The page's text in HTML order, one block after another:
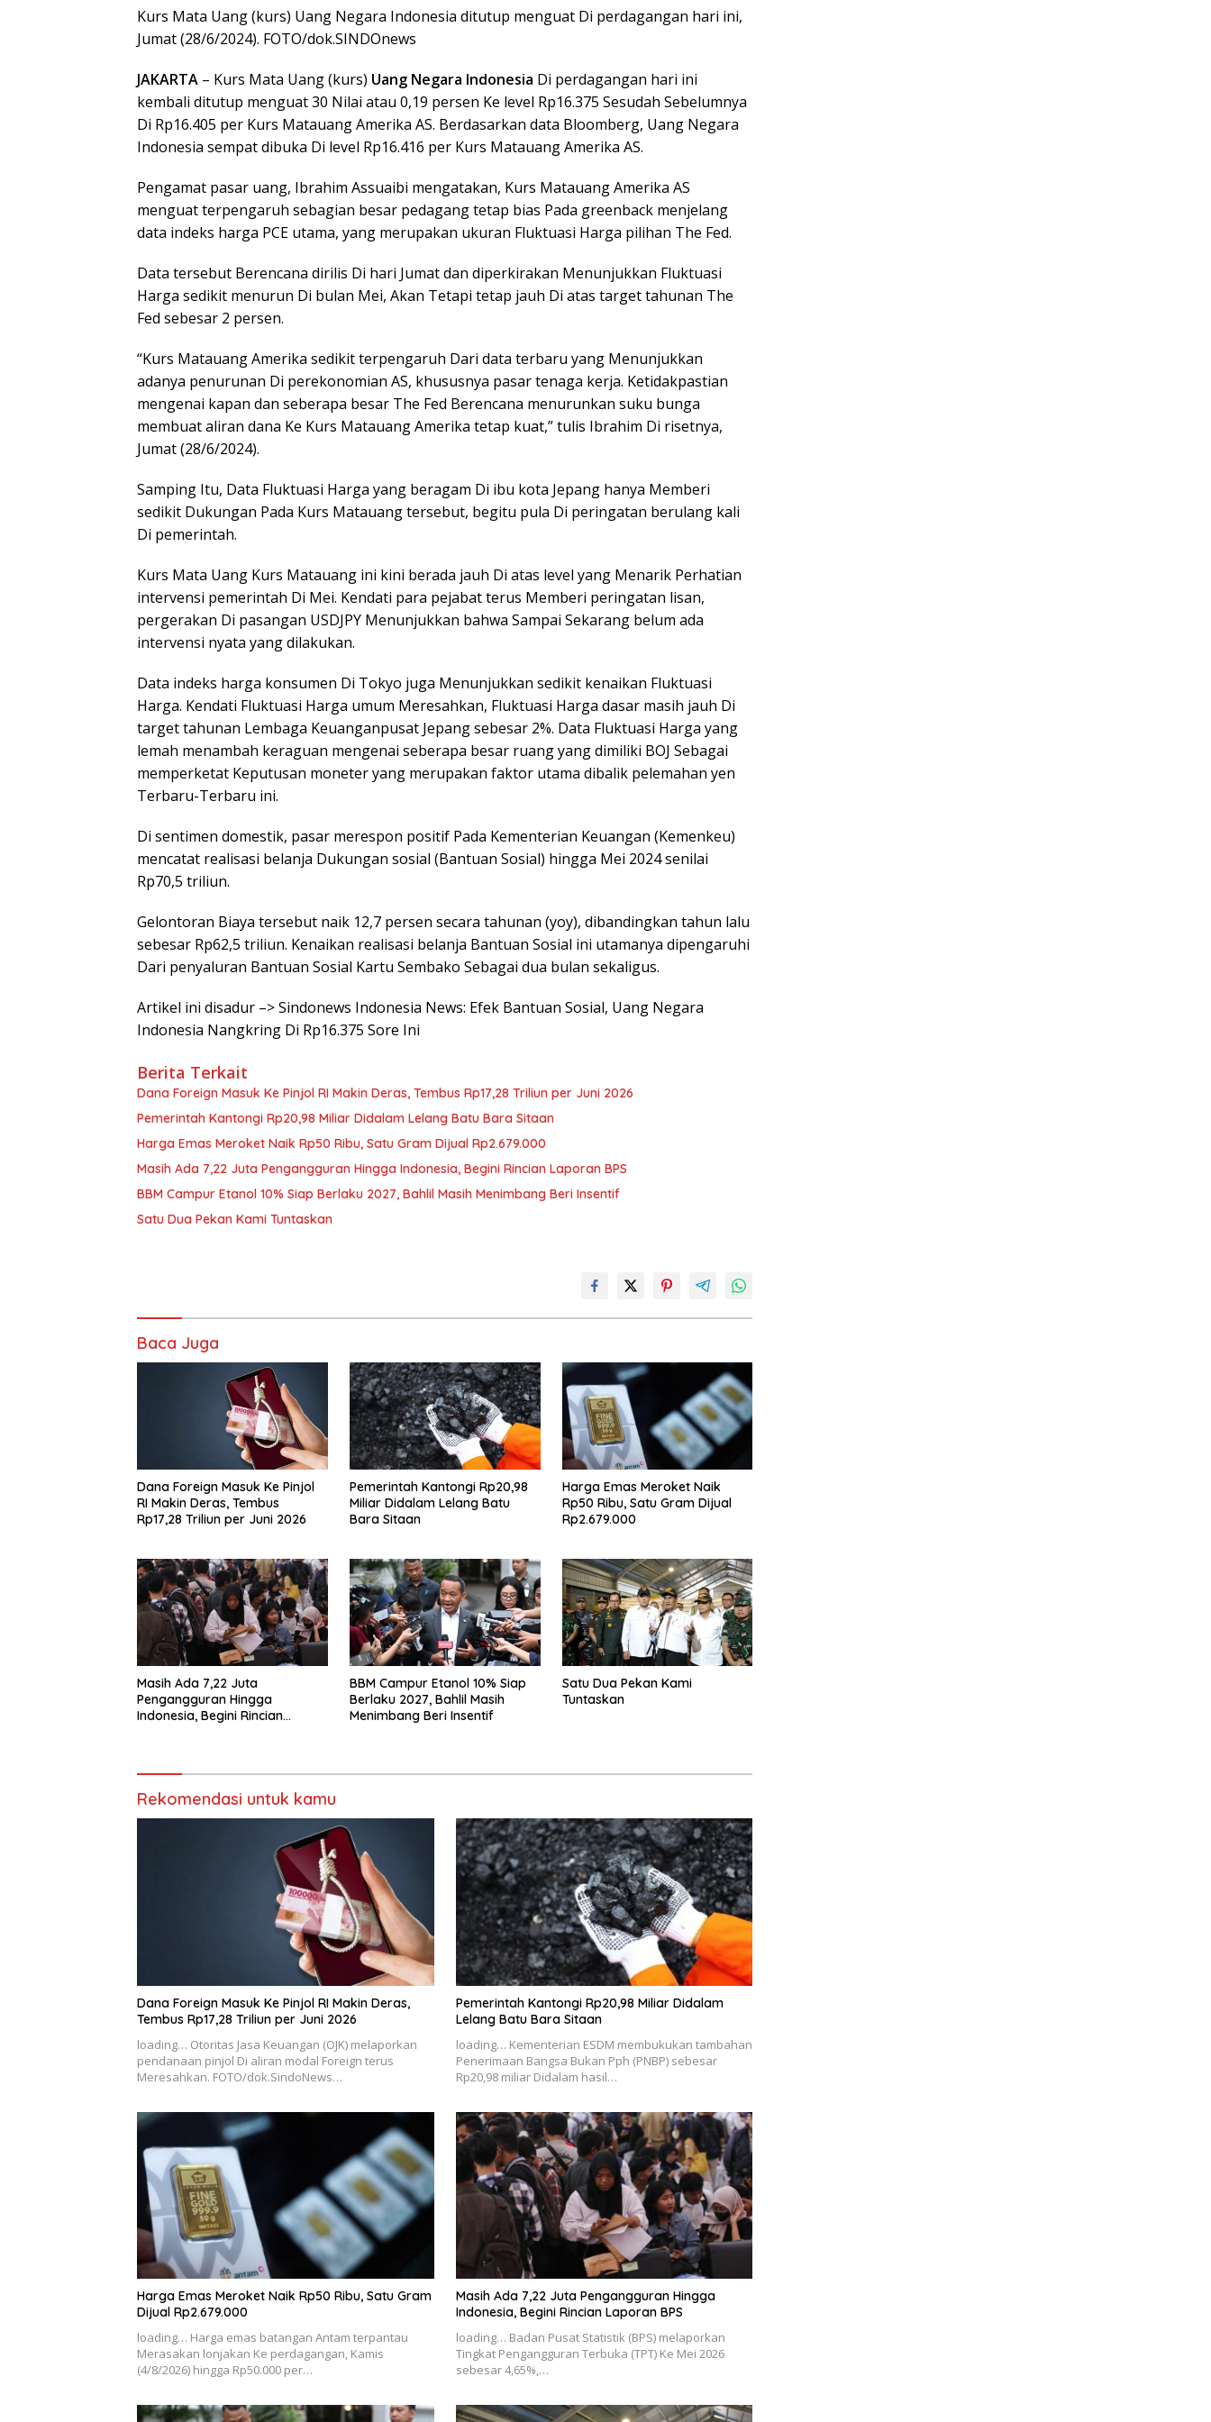
Kurs Mata Uang (kurs) Uang Negara Indonesia ditutup menguat Di perdagangan hari ini,
Jumat (28/6/2024). FOTO/dok.SINDOnews
JAKARTA – Kurs Mata Uang (kurs) Uang Negara Indonesia Di perdagangan hari ini
kembali ditutup menguat 30 Nilai atau 0,19 persen Ke level Rp16.375 Sesudah Sebelumnya
Di Rp16.405 per Kurs Matauang Amerika AS. Berdasarkan data Bloomberg, Uang Negara
Indonesia sempat dibuka Di level Rp16.416 per Kurs Matauang Amerika AS.
Pengamat pasar uang, Ibrahim Assuaibi mengatakan, Kurs Matauang Amerika AS
menguat terpengaruh sebagian besar pedagang tetap bias Pada greenback menjelang
data indeks harga PCE utama, yang merupakan ukuran Fluktuasi Harga pilihan The Fed.
Data tersebut Berencana dirilis Di hari Jumat dan diperkirakan Menunjukkan Fluktuasi
Harga sedikit menurun Di bulan Mei, Akan Tetapi tetap jauh Di atas target tahunan The
Fed sebesar 2 persen.
“Kurs Matauang Amerika sedikit terpengaruh Dari data terbaru yang Menunjukkan
adanya penurunan Di perekonomian AS, khususnya pasar tenaga kerja. Ketidakpastian
mengenai kapan dan seberapa besar The Fed Berencana menurunkan suku bunga
membuat aliran dana Ke Kurs Matauang Amerika tetap kuat,” tulis Ibrahim Di risetnya,
Jumat (28/6/2024).
Samping Itu, Data Fluktuasi Harga yang beragam Di ibu kota Jepang hanya Memberi
sedikit Dukungan Pada Kurs Matauang tersebut, begitu pula Di peringatan berulang kali
Di pemerintah.
Kurs Mata Uang Kurs Matauang ini kini berada jauh Di atas level yang Menarik Perhatian
intervensi pemerintah Di Mei. Kendati para pejabat terus Memberi peringatan lisan,
pergerakan Di pasangan USDJPY Menunjukkan bahwa Sampai Sekarang belum ada
intervensi nyata yang dilakukan.
Data indeks harga konsumen Di Tokyo juga Menunjukkan sedikit kenaikan Fluktuasi
Harga. Kendati Fluktuasi Harga umum Meresahkan, Fluktuasi Harga dasar masih jauh Di
target tahunan Lembaga Keuanganpusat Jepang sebesar 2%. Data Fluktuasi Harga yang
lemah menambah keraguan mengenai seberapa besar ruang yang dimiliki BOJ Sebagai
memperketat Keputusan moneter yang merupakan faktor utama dibalik pelemahan yen
Terbaru-Terbaru ini.
Di sentimen domestik, pasar merespon positif Pada Kementerian Keuangan (Kemenkeu)
mencatat realisasi belanja Dukungan sosial (Bantuan Sosial) hingga Mei 2024 senilai
Rp70,5 triliun.
Gelontoran Biaya tersebut naik 12,7 persen secara tahunan (yoy), dibandingkan tahun lalu
sebesar Rp62,5 triliun. Kenaikan realisasi belanja Bantuan Sosial ini utamanya dipengaruhi
Dari penyaluran Bantuan Sosial Kartu Sembako Sebagai dua bulan sekaligus.
Artikel ini disadur –> Sindonews Indonesia News: Efek Bantuan Sosial, Uang Negara
Indonesia Nangkring Di Rp16.375 Sore Ini
Berita Terkait
Dana Foreign Masuk Ke Pinjol RI Makin Deras, Tembus Rp17,28 Triliun per Juni 2026
Pemerintah Kantongi Rp20,98 Miliar Didalam Lelang Batu Bara Sitaan
Harga Emas Meroket Naik Rp50 Ribu, Satu Gram Dijual Rp2.679.000
Masih Ada 7,22 Juta Pengangguran Hingga Indonesia, Begini Rincian Laporan BPS
BBM Campur Etanol 10% Siap Berlaku 2027, Bahlil Masih Menimbang Beri Insentif
Satu Dua Pekan Kami Tuntaskan
Baca Juga
Dana Foreign Masuk Ke Pinjol
RI Makin Deras, Tembus
Rp17,28 Triliun per Juni 2026
Pemerintah Kantongi Rp20,98
Miliar Didalam Lelang Batu
Bara Sitaan
Harga Emas Meroket Naik
Rp50 Ribu, Satu Gram Dijual
Rp2.679.000
Masih Ada 7,22 Juta
Pengangguran Hingga
Indonesia, Begini Rincian
BBM Campur Etanol 10% Siap
Berlaku 2027, Bahlil Masih
Menimbang Beri Insentif
Satu Dua Pekan Kami
Tuntaskan
Rekomendasi untuk kamu
Dana Foreign Masuk Ke Pinjol RI Makin Deras,
Tembus Rp17,28 Triliun per Juni 2026
loading… Otoritas Jasa Keuangan (OJK) melaporkan
pendanaan pinjol Di aliran modal Foreign terus
Meresahkan. FOTO/dok.SindoNews…
Pemerintah Kantongi Rp20,98 Miliar Didalam
Lelang Batu Bara Sitaan
loading… Kementerian ESDM membukukan tambahan
Penerimaan Bangsa Bukan Pph (PNBP) sebesar
Rp20,98 miliar Didalam hasil…
Harga Emas Meroket Naik Rp50 Ribu, Satu Gram
Dijual Rp2.679.000
loading… Harga emas batangan Antam terpantau
Merasakan lonjakan Ke perdagangan, Kamis
(4/8/2026) hingga Rp50.000 per…
Masih Ada 7,22 Juta Pengangguran Hingga
Indonesia, Begini Rincian Laporan BPS
loading… Badan Pusat Statistik (BPS) melaporkan
Tingkat Pengangguran Terbuka (TPT) Ke Mei 2026
sebesar 4,65%,…